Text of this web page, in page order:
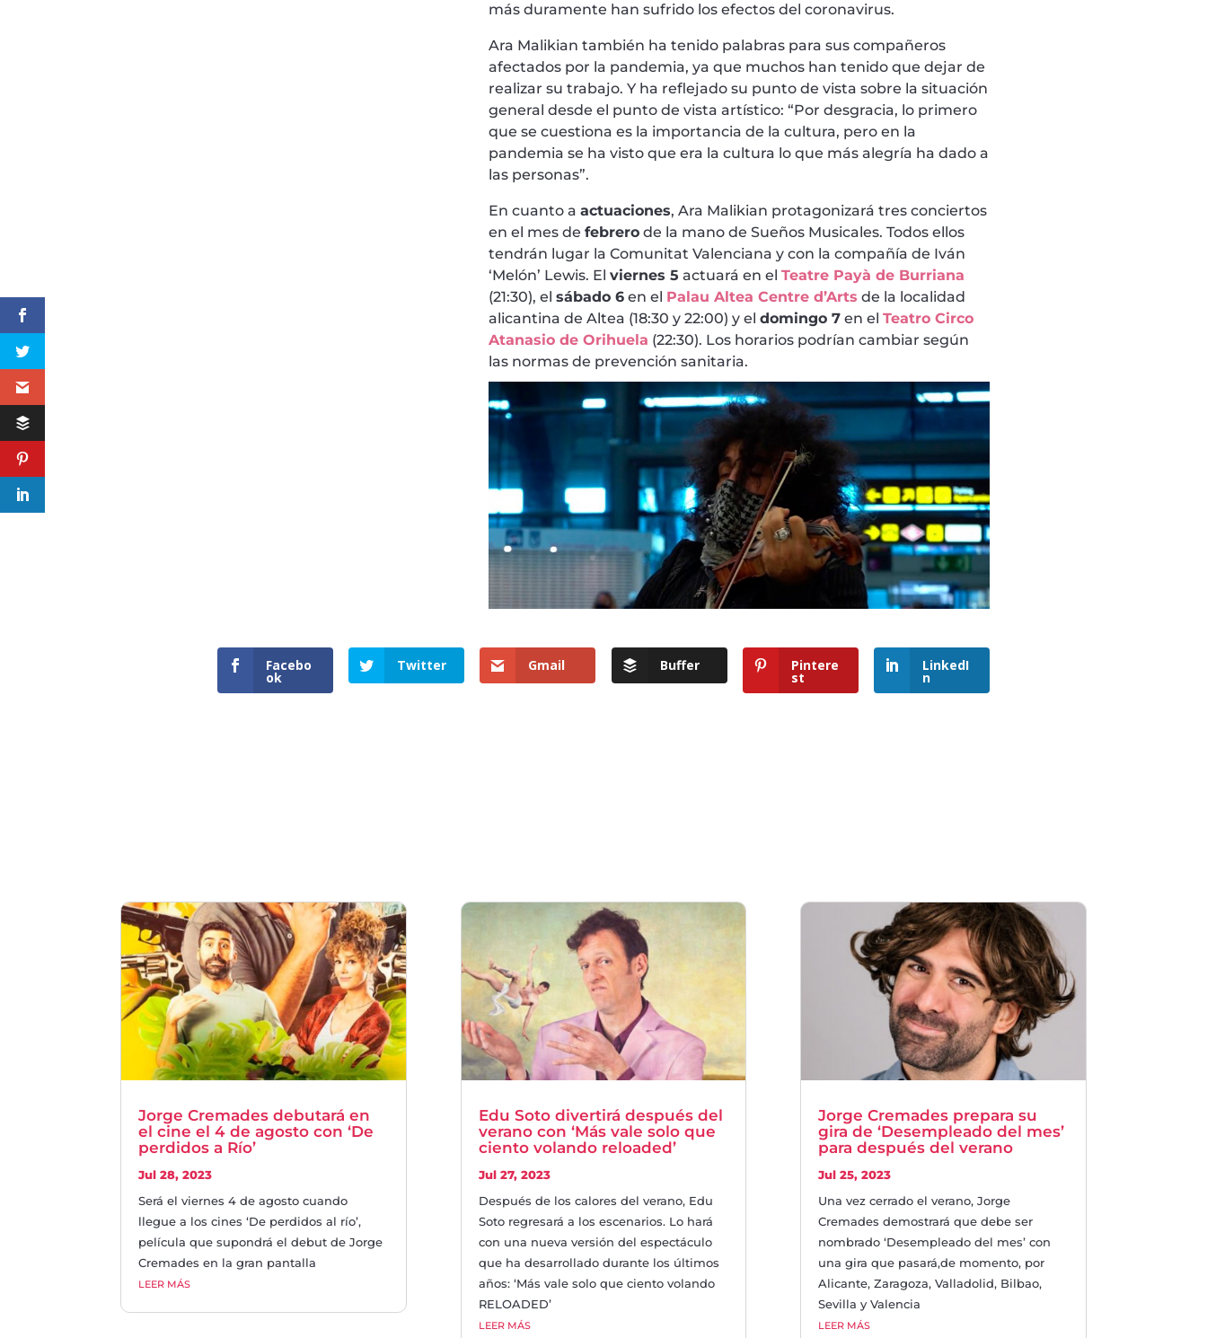
más duramente han sufrido los efectos del coronavirus.
Ara Malikian también ha tenido palabras para sus compañeros
afectados por la pandemia, ya que muchos han tenido que dejar de
realizar su trabajo. Y ha reflejado su punto de vista sobre la situación
general desde el punto de vista artístico: “Por desgracia, lo primero
que se cuestiona es la importancia de la cultura, pero en la
pandemia se ha visto que era la cultura lo que más alegría ha dado a
las personas”.
En cuanto aactuaciones, Ara Malikian protagonizará tres conciertos
en el mes defebrero de la mano de Sueños Musicales. Todos ellos
tendrán lugar la Comunitat Valenciana y con la compañía de Iván
‘Melón’ Lewis. Elviernes 5 actuará en elTeatre Payà de Burriana
(21:30), elsábado 6 en el Palau Altea Centre d’Arts de la localidad
alicantina de Altea (18:30 y 22:00) y eldomingo 7 en elTeatro Circo
Atanasio de Orihuela (22:30). Los horarios podrían cambiar según
las normas de prevención sanitaria.
Facebo
ok
Twitter Gmail Buffer Pintere
st
LinkedI
n
Jorge Cremades debutará en
el cine el 4 de agosto con ‘De
perdidos a Río’
Jul 28, 2023
Será el viernes 4 de agosto cuando
llegue a los cines ‘De perdidos al río’,
película que supondrá el debut de Jorge
Cremades en la gran pantalla
LEER MÁS
Edu Soto divertirá después del
verano con ‘Más vale solo que
ciento volando reloaded’
Jul 27, 2023
Después de los calores del verano, Edu
Soto regresará a los escenarios. Lo hará
con una nueva versión del espectáculo
que ha desarrollado durante los últimos
años: ‘Más vale solo que ciento volando
RELOADED’
LEER MÁS
Jorge Cremades prepara su
gira de ‘Desempleado del mes’
para después del verano
Jul 25, 2023
Una vez cerrado el verano, Jorge
Cremades demostrará que debe ser
nombrado ‘Desempleado del mes’ con
una gira que pasará,de momento, por
Alicante, Zaragoza, Valladolid, Bilbao,
Sevilla y Valencia
LEER MÁS